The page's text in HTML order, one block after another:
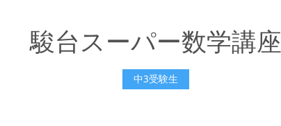
駿台スーパー数学講座
中3受験生